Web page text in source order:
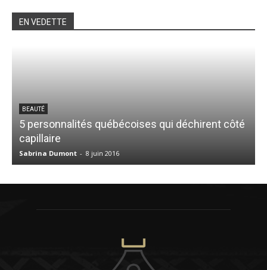
EN VEDETTE
BEAUTÉ
5 personnalités québécoises qui déchirent côté
capillaire
Sabrina Dumont - 8 juin 2016